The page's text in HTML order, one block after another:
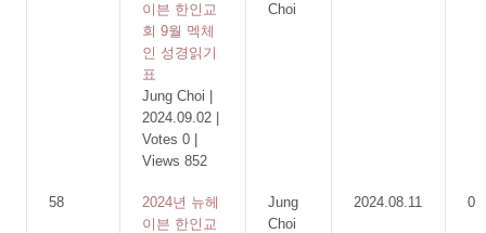
이븐 한인교
회 9월 멕체
인 성경읽기
표
Jung Choi
2024.09.02
Votes 0
Views 852
Choi
58
2024년 뉴헤
이븐 한인교
Jung
Choi
2024.08.11 0